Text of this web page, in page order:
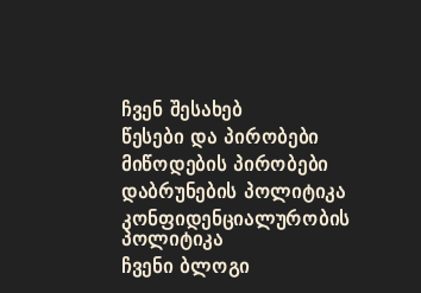
ᲩᲕᲔᲜ ᲨᲔᲡᲐᲮᲔᲑ
ᲬᲔᲡᲔᲑᲘ ᲓᲐ ᲞᲘᲠᲝᲑᲔᲑᲘ
ᲛᲘᲬᲝᲓᲔᲑᲘᲡ ᲞᲘᲠᲝᲑᲔᲑᲘ
ᲓᲐᲑᲠᲣᲜᲔᲑᲘᲡ ᲞᲝᲚᲘᲢᲘᲙᲐ
ᲙᲝᲜᲤᲘᲓᲔᲜᲪᲘᲐᲚᲣᲠᲝᲑᲘᲡ
ᲞᲝᲚᲘᲢᲘᲙᲐ
ᲩᲕᲔᲜᲘ ᲑᲚᲝᲒᲘ